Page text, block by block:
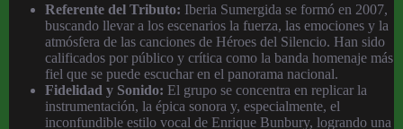
Referente del Tributo: Iberia Sumergida se formó en 2007,
buscando llevar a los escenarios la fuerza, las emociones y la
atmósfera de las canciones de Héroes del Silencio. Han sido
calificados por público y crítica como la banda homenaje más
fiel que se puede escuchar en el panorama nacional.
Fidelidad y Sonido: El grupo se concentra en replicar la
instrumentación, la épica sonora y, especialmente, el
inconfundible estilo vocal de Enrique Bunbury, logrando una